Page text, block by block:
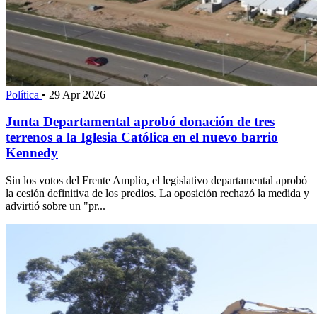
Política • 29 Apr 2026
Junta Departamental aprobó donación de tres
terrenos a la Iglesia Católica en el nuevo barrio
Kennedy
Sin los votos del Frente Amplio, el legislativo departamental aprobó
la cesión definitiva de los predios. La oposición rechazó la medida y
advirtió sobre un "pr...